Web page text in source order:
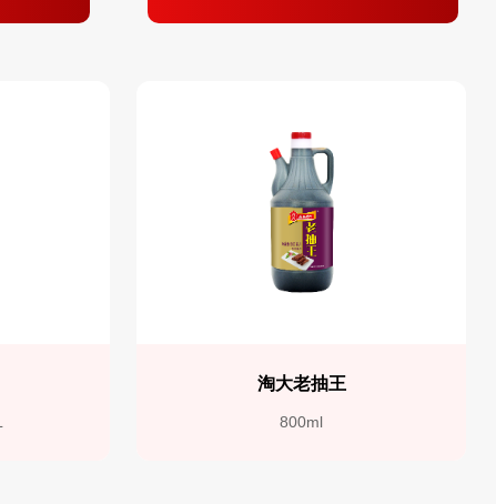
淘大老抽王
800ml